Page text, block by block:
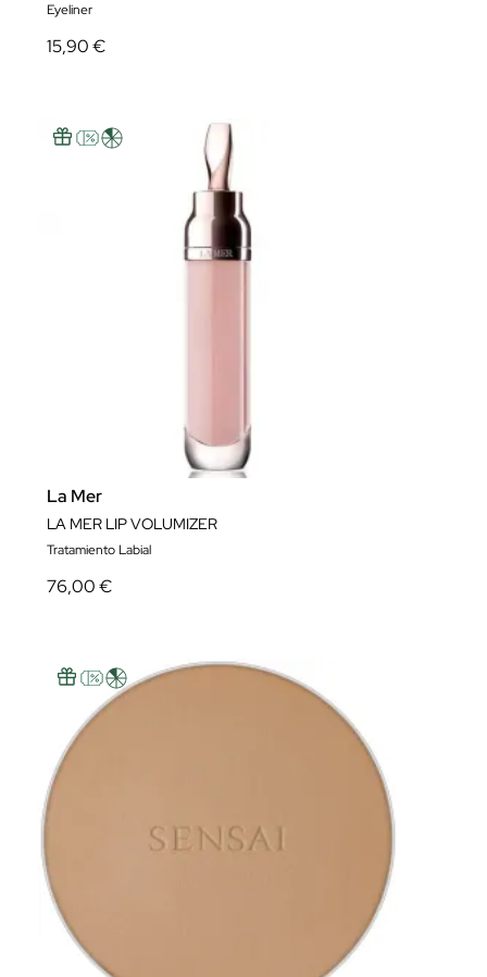
Eyeliner
15,90 €
La Mer
LA MER LIP VOLUMIZER
Tratamiento Labial
76,00 €